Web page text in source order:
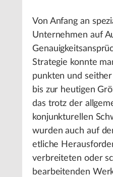
Von Anfang an
Unternehmen auf
Strategie konnte
punkten und
bis zur heutigen
das trotz der
konjunkturellen
wurden auch auf
etliche
verbreiteten oder
bearbeitenden